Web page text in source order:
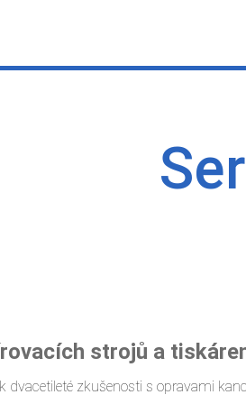
strojů a
dvacetileté zkušenosti s opravami